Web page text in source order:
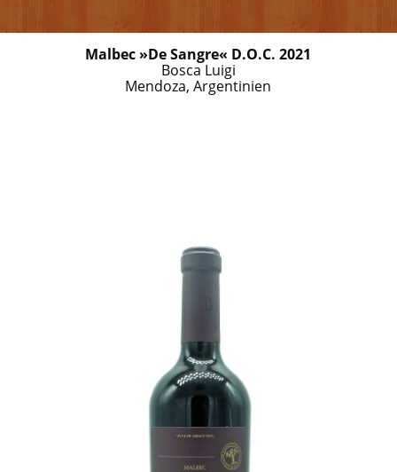
Malbec »De Sangre« D.O.C. 2021
Bosca Luigi
Mendoza, Argentinien